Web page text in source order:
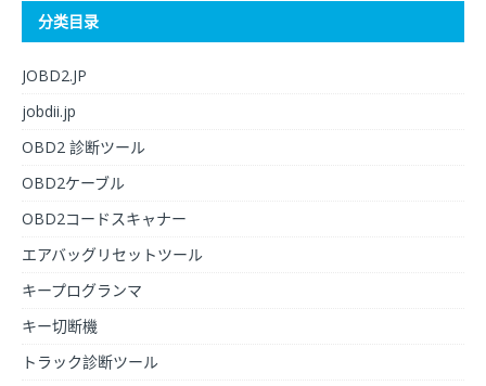
分类目录
JOBD2.JP
jobdii.jp
OBD2 診断ツール
OBD2ケーブル
OBD2コードスキャナー
エアバッグリセットツール
キープログランマ
キー切断機
トラック診断ツール